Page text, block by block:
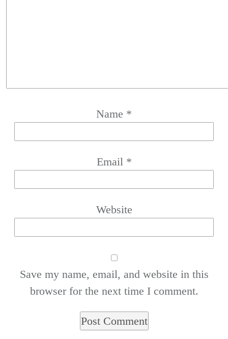
Name *
Email *
Website
Save my name, email, and website in this
browser for the next time I comment.